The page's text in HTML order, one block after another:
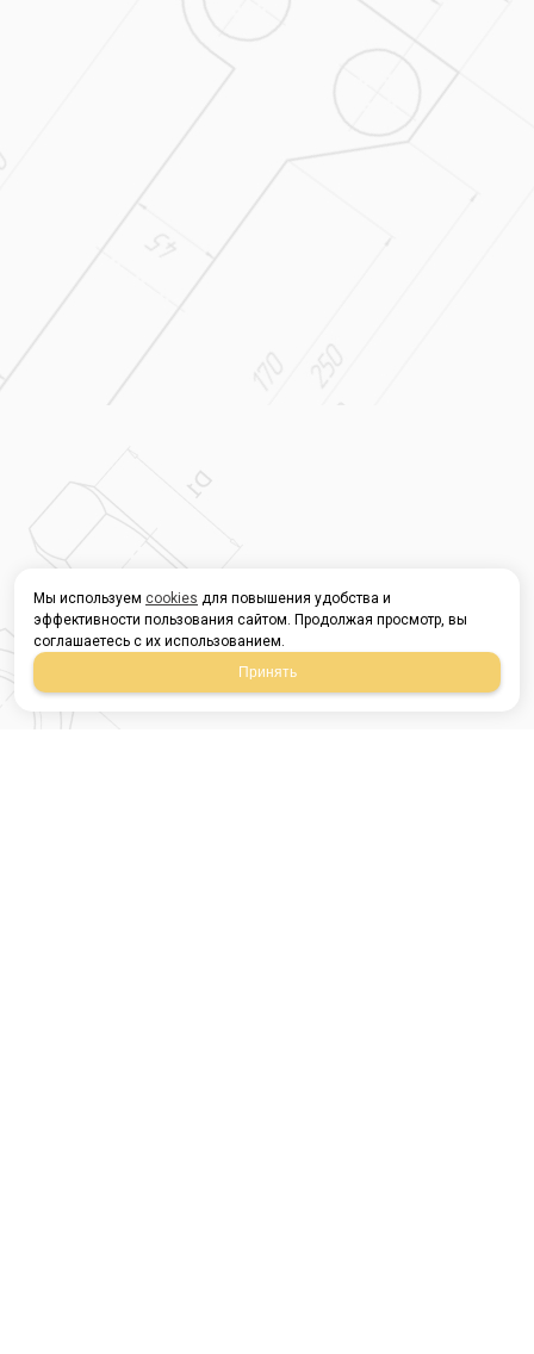
Мы используем cookies для повышения удобства и
эффективности пользования сайтом. Продолжая просмотр, вы
соглашаетесь с их использованием.
Принять